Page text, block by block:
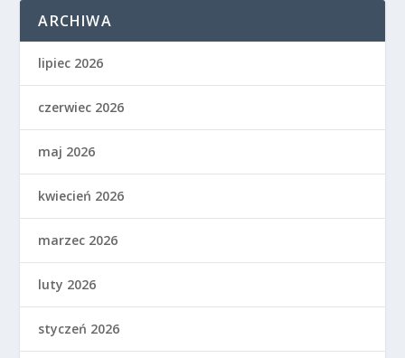
ARCHIWA
lipiec 2026
czerwiec 2026
maj 2026
kwiecień 2026
marzec 2026
luty 2026
styczeń 2026